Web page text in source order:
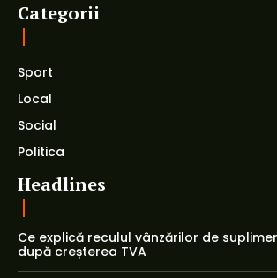
Categorii
Sport
Local
Social
Politica
Headlines
Ce explică reculul vânzărilor de
după creșterea TVA